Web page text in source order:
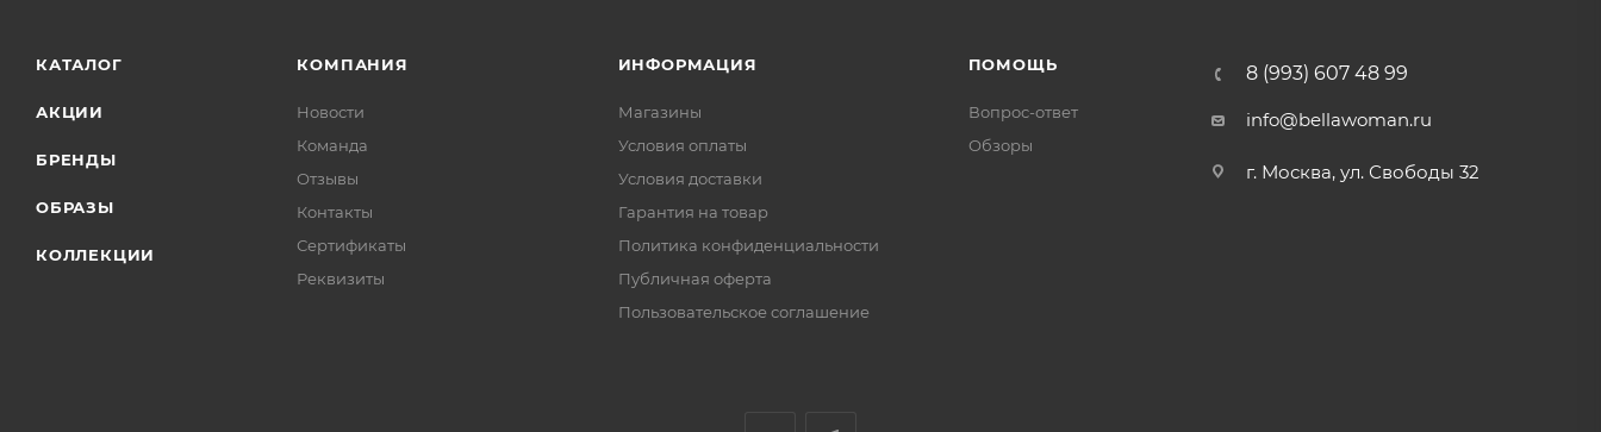
КАТАЛОГ
АКЦИИ
БРЕНДЫ
ОБРАЗЫ
КОЛЛЕКЦИИ
КОМПАНИЯ
Новости
Команда
Отзывы
Контакты
Сертификаты
Реквизиты
ИНФОРМАЦИЯ
Магазины
Условия оплаты
Условия доставки
Гарантия на товар
Политика конфиденциальности
Публичная оферта
Пользовательское соглашение
ПОМОЩЬ
Вопрос-ответ
Обзоры
8 (993) 607 48 99
info@bellawoman.ru
г. Москва, ул. Свободы 32